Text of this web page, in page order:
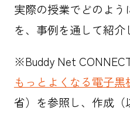
実際の授業でどのよ
を、事例を通して紹介
※Buddy Net
もっとよくなる電子黒
省）を参照し、作成（